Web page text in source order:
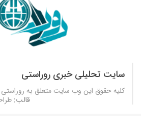
سایت تحلیلی خبری روراستی
کلیه حقوق این وب سایت متعلق به روراستی
قالب: